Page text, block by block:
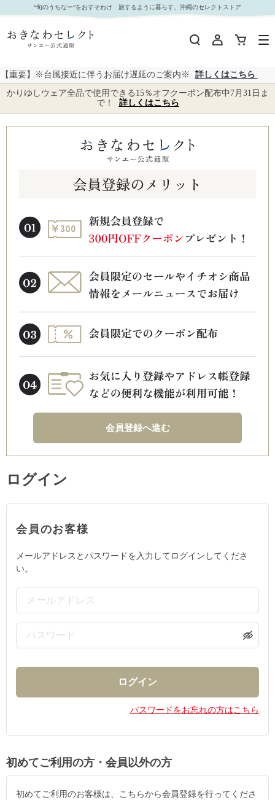
“旬のうちなー”をおすそわけ 旅するように暮らす、沖縄のセレクトストア
【重要】※台風接近に伴うお届け遅延のご案内※
詳しくはこちら
かりゆしウェア全品で使用できる15％オフクーポン配布中7月31日ま
で！
詳しくはこちら
会員登録へ進む
ログイン
会員のお客様
メールアドレスとパスワードを入力してログインしてくださ
い。
パスワードをお忘れの方はこちら
初めてご利用の方・会員以外の方
初めてご利用のお客様は、こちらから会員登録を行ってくださ